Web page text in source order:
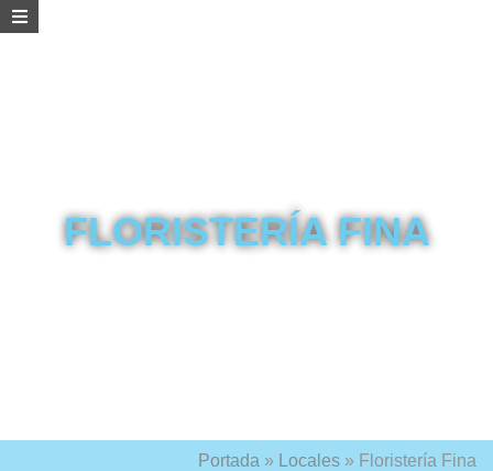
FLORISTERÍA FINA
Portada » Locales » Floristería Fina